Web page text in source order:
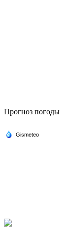
Прогноз погоды